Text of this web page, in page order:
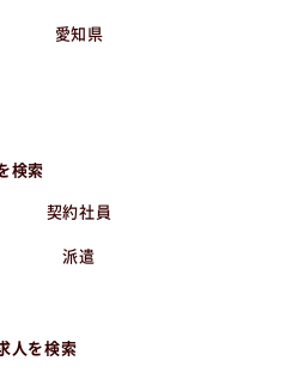
愛知県
検索
契約社員
派遣
人を検索